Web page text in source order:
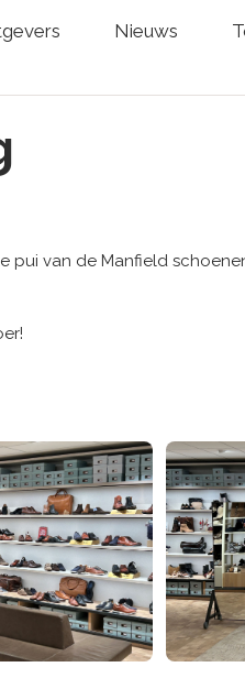
Nieuws
pui van de Manfield